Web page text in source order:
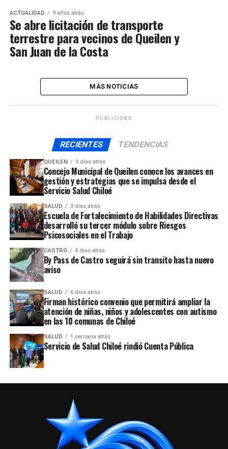
ACTUALIDAD 9 años atrás
Se abre licitación de transporte
terrestre para vecinos de Queilen y
San Juan de la Costa
MÁS NOTICIAS
PUBLICIDAD
RECIENTES TENDENCIAS
QUEILEN 3 días atrás
Concejo Municipal de Queilen conoce los avances en
gestión y estrategias que se impulsa desde el
Servicio Salud Chiloé
SALUD 3 días atrás
Escuela de Fortalecimiento de Habilidades Directivas
desarrolló su tercer módulo sobre Riesgos
Psicosociales en el Trabajo
CASTRO 4 días atrás
By Pass de Castro seguirá sin transito hasta nuevo
aviso
SALUD 6 días atrás
Firman histórico convenio que permitirá ampliar la
atención de niñas, niños y adolescentes con autismo
en las 10 comunas de Chiloé
SALUD 1 semana atrás
Servicio de Salud Chiloé rindió Cuenta Pública